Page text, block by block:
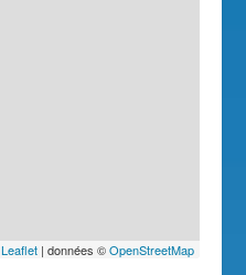
Leaflet| données ©OpenStreetMap